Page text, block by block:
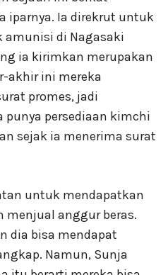
iparnya. Ia direkrut untuk
amunisi di Nagasaki
ia kirimkan merupakan
akhir ini mereka
promes, jadi
punya persediaan kimchi
sejak ia menerima surat
untuk mendapatkan
menjual anggur beras.
dia bisa mendapat
Namun, Sunja